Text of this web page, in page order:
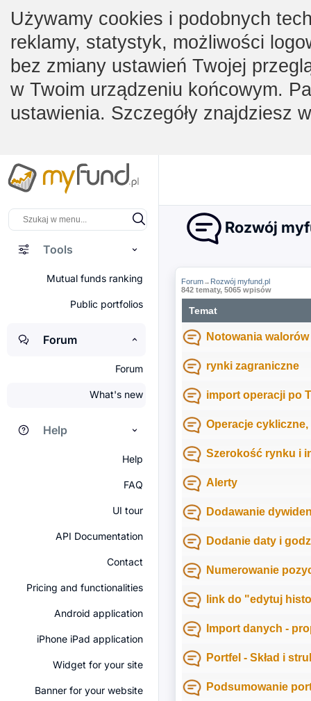
Używamy cookies i podobnych
reklamy, statystyk, możliwości
bez zmiany ustawień Twojej
w Twoim urządzeniu końcowym.
ustawienia. Szczegóły znajdziesz
Tools
Mutual funds ranking
Public portfolios
Forum
Forum
What's new
Help
Help
FAQ
UI tour
API Documentation
Contact
Pricing and functionalities
Android application
iPhone iPad application
Widget for your site
Banner for your website
Rozwój
Forum→ Rozwój myfund.pl
842 tematy, 5065 wpisów
Temat
Notowania
rynki zagraniczne
import operacji po
Operacje
Szerokość rynku i
Alerty
Dodawanie
Dodanie daty i
Numerowanie
link do "edytuj
Import danych -
Portfel - Skład i
Podsumowanie